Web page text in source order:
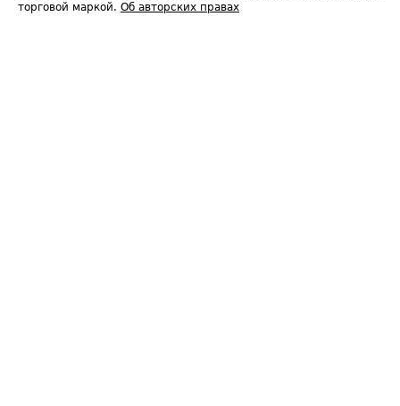
торговой маркой. Об авторских правах